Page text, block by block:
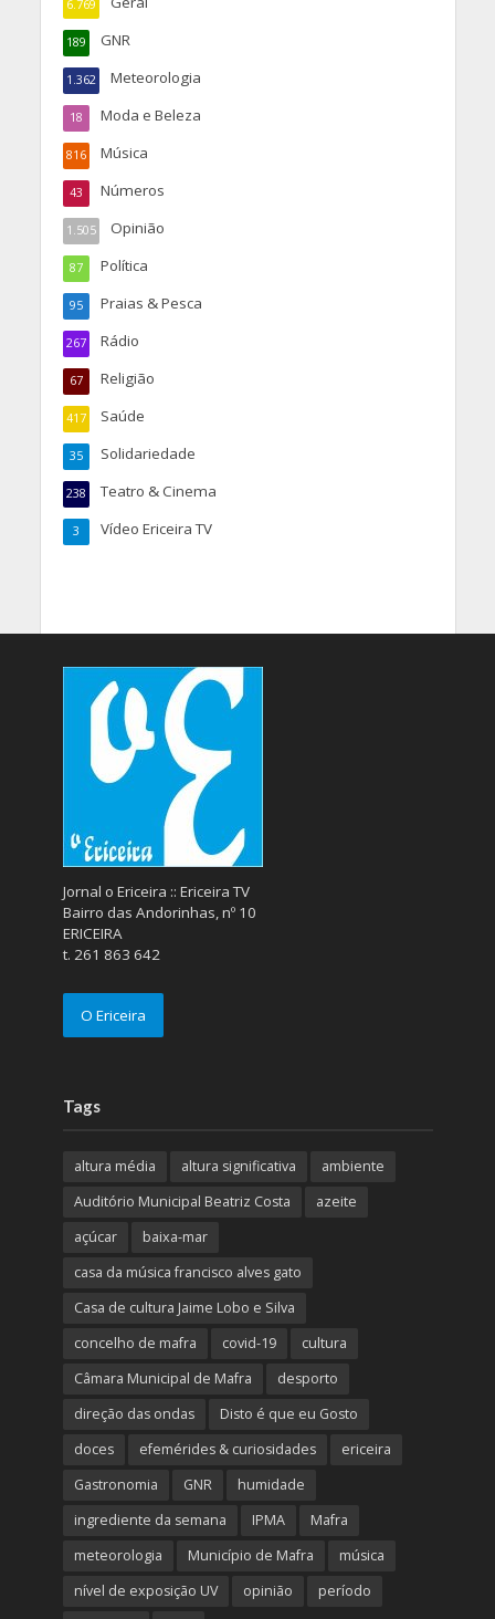
6.769
GNR
189
Meteorologia
1.362
Moda e Beleza
18
Música
816
Números
43
Opinião
1.505
Política
87
Praias & Pesca
95
Rádio
267
Religião
67
Saúde
417
Solidariedade
35
Teatro & Cinema
238
Vídeo Ericeira TV
3
Jornal o Ericeira :: Ericeira TV
Bairro das Andorinhas, nº 10
ERICEIRA
t. 261 863 642
O Ericeira
Tags
altura média altura significativa
ambiente
Auditório Municipal Beatriz Costa
azeite
açúcar
baixa-mar
casa da música francisco alves gato
Casa de cultura Jaime Lobo e Silva
concelho de mafra
covid-19
cultura
Câmara Municipal de Mafra
desporto
direção das ondas
Disto é que eu Gosto
doces
efemérides & curiosidades
ericeira
Gastronomia
GNR
humidade
ingrediente da semana
IPMA
Mafra
meteorologia
Município de Mafra
música
nível de exposição UV
opinião
período